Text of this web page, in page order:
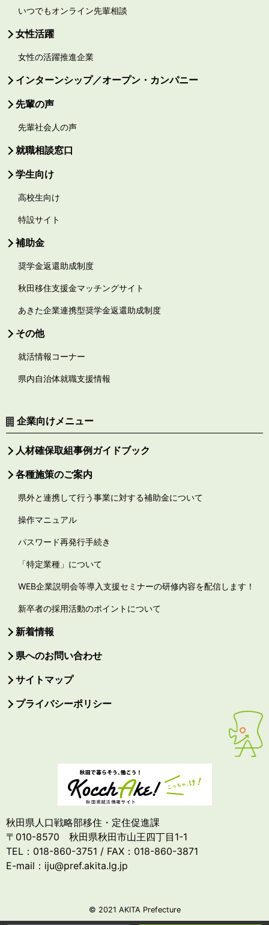
いつでもオンライン先輩相談
女性活躍
女性の活躍推進企業
インターンシップ／オープン・カンパニー
先輩の声
先輩社会人の声
就職相談窓口
学生向け
高校生向け
特設サイト
補助金
奨学金返還助成制度
秋田移住支援金マッチングサイト
あきた企業連携型奨学金返還助成制度
その他
就活情報コーナー
県内自治体就職支援情報
企業向けメニュー
人材確保取組事例ガイドブック
各種施策のご案内
県外と連携して行う事業に対する補助金について
操作マニュアル
パスワード再発行手続き
「特定業種」について
WEB企業説明会等導入支援セミナーの研修内容を配信します！
新卒者の採用活動のポイントについて
新着情報
県へのお問い合わせ
サイトマップ
プライバシーポリシー
秋田県人口戦略部移住・定住促進課
〒010-8570 秋田県秋田市山王四丁目1-1
TEL：018-860-3751 / FAX：018-860-3871
E-mail：iju@pref.akita.lg.jp
© 2021 AKITA Prefecture